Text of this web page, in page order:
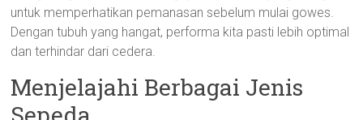
untuk memperhatikan pemanasan sebelum mulai gowes.
Dengan tubuh yang hangat, performa kita pasti lebih optimal
dan terhindar dari cedera.
Menjelajahi Berbagai Jenis